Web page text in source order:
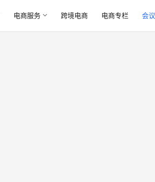
电商服务 跨境电商 电商专栏 会